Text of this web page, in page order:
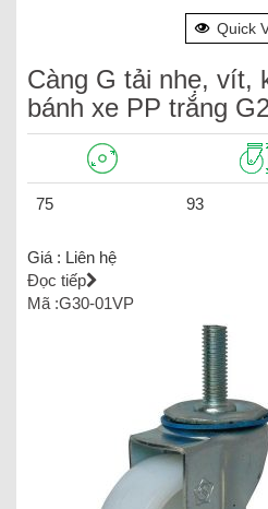
Quick
Càng G tải nhẹ, vít,
bánh xe PP trắng
75 93
Giá : Liên hệ
Đọc tiếp
Mã :G30-01VP